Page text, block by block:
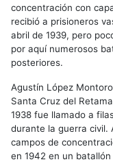
concentración con
recibió a prisioneros
abril de 1939, pero
por aquí numerosos
posteriores.
Agustín López
Santa Cruz del
1938 fue llamado a
durante la guerra civil.
campos de
en 1942 en un